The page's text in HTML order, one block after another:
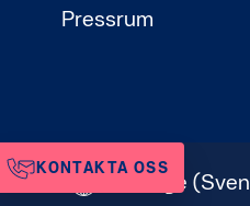
KONTAKTA OSS
Pressrum
Sverige